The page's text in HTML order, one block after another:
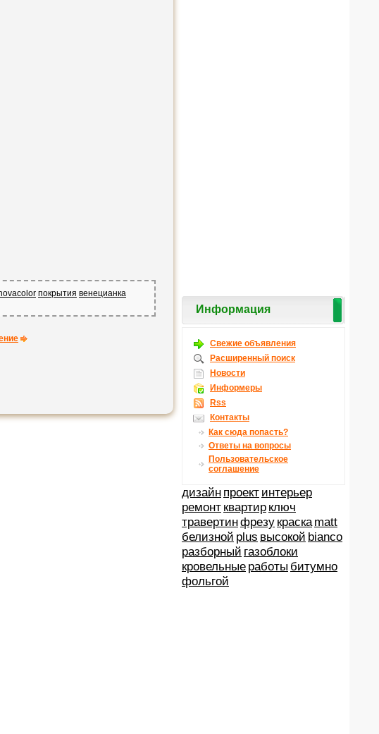
покрытия венецианка
Информация
Свежие объявления
Расширенный поиск
Новости
Информеры
Rss
Контакты
Как сюда попасть?
Ответы на вопросы
Пользовательское
соглашение
дизайн проект интерьер
ремонт квартир ключ
травертинфрезу краска matt
белизной plus высокой bianco
разборный газоблоки
кровельные работы битумно
фольгой